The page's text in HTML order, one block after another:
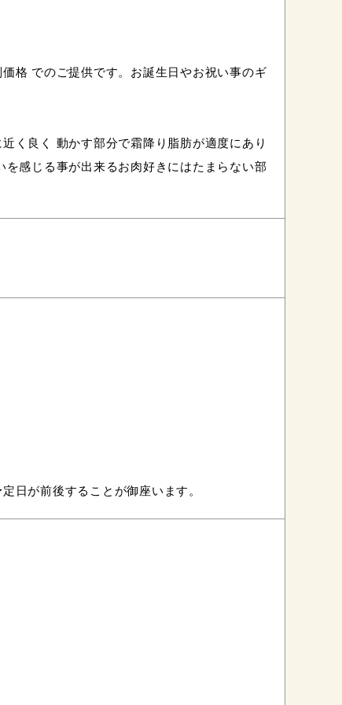
格 でのご提供です。お誕生日やお祝い事のギ
く良く 動かす部分で霜降り脂肪が適度にあり
感じる事が出来るお肉好きにはたまらない部
日が前後することが御座います。